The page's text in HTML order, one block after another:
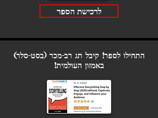
לרכישת הספר
התחילו לספר! קיבל תג רב-מכר (בסט-סלר)
באמזון העולמית!